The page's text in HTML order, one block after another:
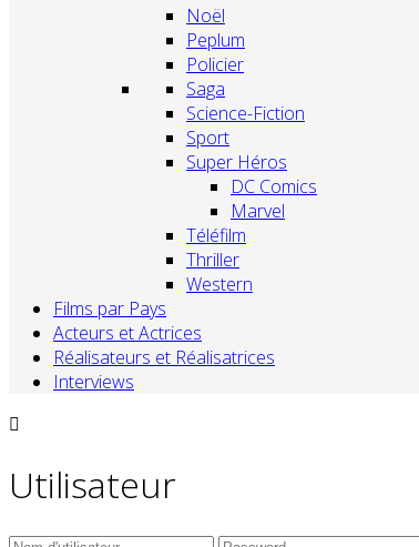
Noël
Peplum
Policier
Saga
Science-Fiction
Sport
Super Héros
DC Comics
Marvel
Téléfilm
Thriller
Western
Films par Pays
Acteurs et Actrices
Réalisateurs et Réalisatrices
Interviews
Utilisateur